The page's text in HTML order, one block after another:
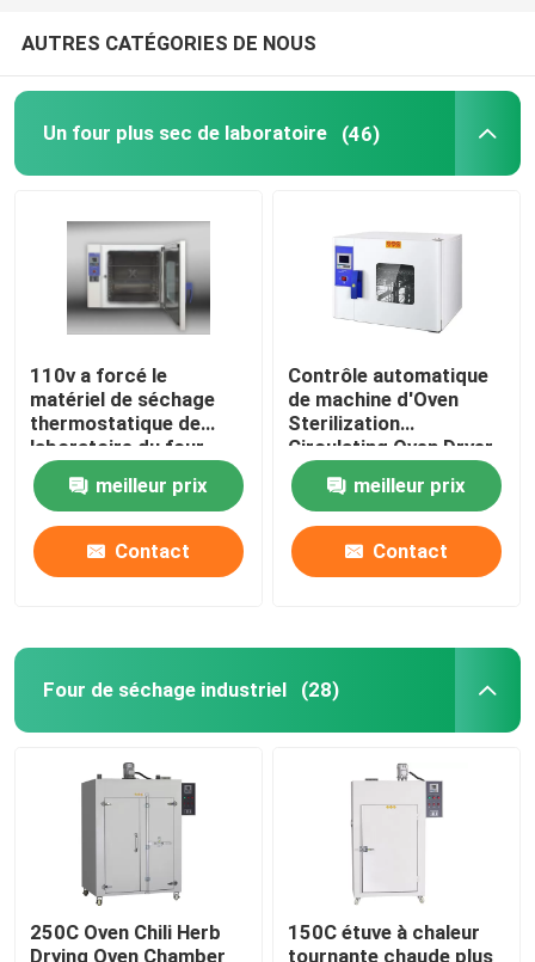
Incubateur anaérobie
Chambres d'essais environnementaux
Four à moufle
AUTRES CATÉGORIES DE NOUS
Un four plus sec de laboratoire (46)
110v a forcé le
matériel de séchage
thermostatique de
laboratoire du four
60Hz de dessication
par convection
meilleur prix
Contact
Contrôle automatique
de machine d'Oven
Sterilization
Circulating Oven Dryer
d'air chaud de DHG
meilleur prix
Contact
Four de séchage industriel (28)
250C Oven Chili Herb
Drying Oven Chamber
150C étuve à chaleur
tournante chaude plus